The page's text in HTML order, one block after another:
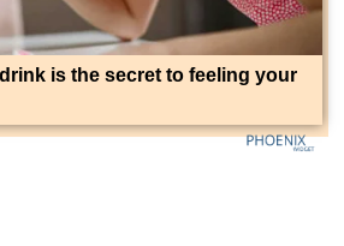
is the secret to feeling your